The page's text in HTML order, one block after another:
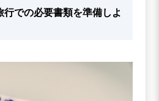
行での必要書類を準備しよ